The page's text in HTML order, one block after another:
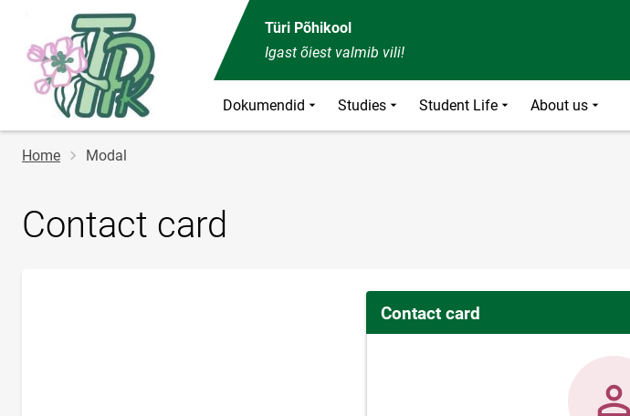
Türi Põhikool
Igast õiest valmib vili!
Dokumendid Studies Student Life About us
Breadcrumb
Home Modal
Contact card
Contact card